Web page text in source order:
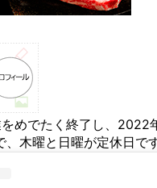
めでたく終了し、
木曜と日曜が定休日で